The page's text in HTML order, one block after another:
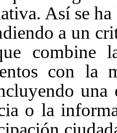
Así se
a un
combine
con la
una
o la